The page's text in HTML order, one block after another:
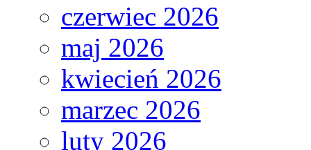
czerwiec 2026
maj 2026
kwiecień 2026
marzec 2026
luty 2026